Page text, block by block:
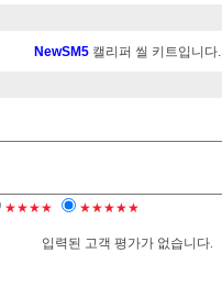
NewSM5캘리퍼 씰 키트입니다.
★★★★ ★★★★★
입력된 고객 평가가 없습니다.